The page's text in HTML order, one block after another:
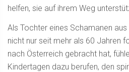
helfen, sie auf ihrem Weg
Als Tochter eines Schamanen
nicht nur seit mehr als 60 Jahren
nach Österreich gebracht hat,
Kindertagen dazu berufen, den